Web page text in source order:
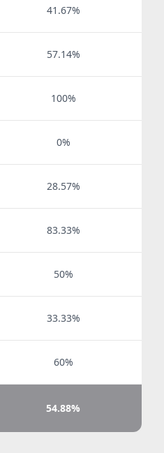
41.67%
57.14%
100%
0%
28.57%
83.33%
50%
33.33%
60%
54.88%